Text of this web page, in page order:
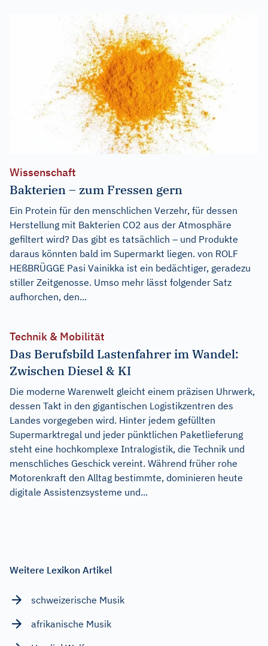
Wissenschaft
Bakterien – zum Fressen gern
Ein Protein für den menschlichen Verzehr, für dessen
Herstellung mit Bakterien CO2 aus der Atmosphäre
gefiltert wird? Das gibt es tatsächlich – und Produkte
daraus könnten bald im Supermarkt liegen. von ROLF
HEßBRÜGGE Pasi Vainikka ist ein bedächtiger, geradezu
stiller Zeitgenosse. Umso mehr lässt folgender Satz
aufhorchen, den...
Technik & Mobilität
Das Berufsbild Lastenfahrer im Wandel:
Zwischen Diesel & KI
Die moderne Warenwelt gleicht einem präzisen Uhrwerk,
dessen Takt in den gigantischen Logistikzentren des
Landes vorgegeben wird. Hinter jedem gefüllten
Supermarktregal und jeder pünktlichen Paketlieferung
steht eine hochkomplexe Intralogistik, die Technik und
menschliches Geschick vereint. Während früher rohe
Motorenkraft den Alltag bestimmte, dominieren heute
digitale Assistenzsysteme und...
Weitere Lexikon Artikel
schweizerische Musik
afrikanische Musik